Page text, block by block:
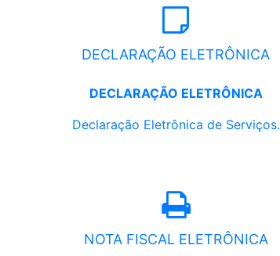
DECLARAÇÃO ELETRÔNICA
DECLARAÇÃO ELETRÔNICA
Declaração Eletrônica de Serviços.
NOTA FISCAL ELETRÔNICA